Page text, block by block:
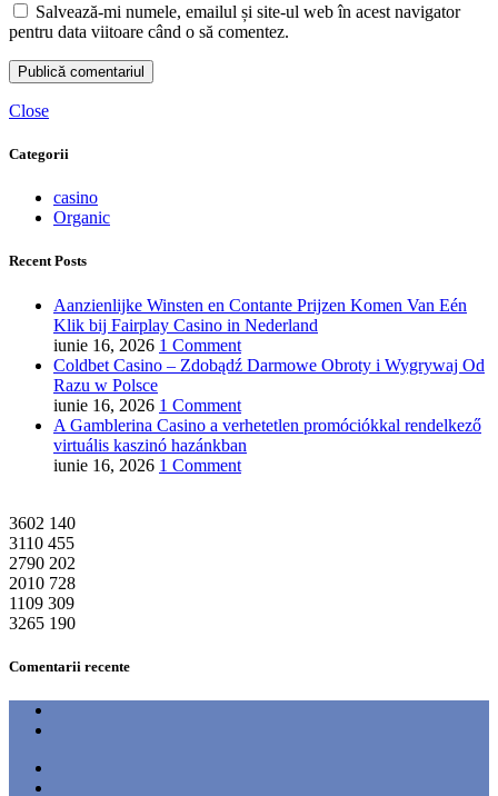
Salvează-mi numele, emailul și site-ul web în acest navigator
pentru data viitoare când o să comentez.
Close
Categorii
casino
Organic
Recent Posts
Aanzienlijke Winsten en Contante Prijzen Komen Van Eén
Klik bij Fairplay Casino in Nederland
iunie 16, 2026 1 Comment
Coldbet Casino – Zdobądź Darmowe Obroty i Wygrywaj Od
Razu w Polsce
iunie 16, 2026 1 Comment
A Gamblerina Casino a verhetetlen promóciókkal rendelkező
virtuális kaszinó hazánkban
iunie 16, 2026 1 Comment
3602 140
3110 455
2790 202
2010 728
1109 309
3265 190
Comentarii recente